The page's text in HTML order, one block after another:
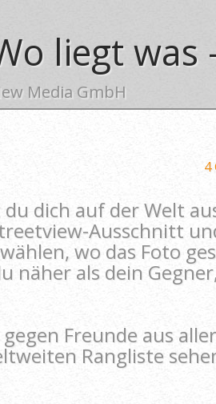
liegt was
Media GmbH
4
dich auf der Welt
Ausschnitt
wo das Foto
näher als dein
Freunde aus
Rangliste